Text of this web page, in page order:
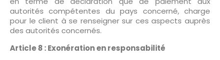
autorités compétentes du pays concerné, charge
pour le client à se renseigner sur ces aspects auprès
des autorités concernés.
Article 8 : Exonération en responsabilité